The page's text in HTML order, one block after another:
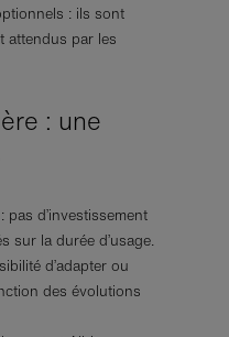
: ils sont
attendus par les
: une
: pas d’investissement
sur la durée d’usage.
d’adapter ou
des évolutions